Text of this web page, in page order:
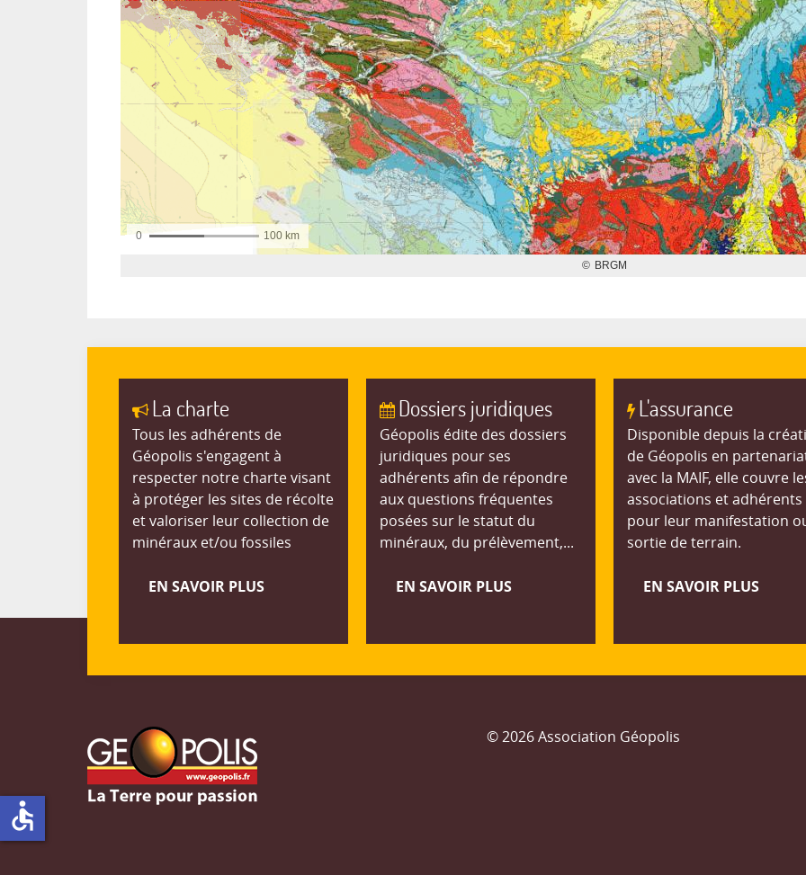
La charte
Tous les adhérents de
Géopolis s'engagent à
respecter notre charte visant
à protéger les sites de récolte
et valoriser leur collection de
minéraux et/ou fossiles
EN SAVOIR PLUS
Dossiers juridiques
Géopolis édite des dossiers
juridiques pour ses
adhérents afin de répondre
aux questions fréquentes
posées sur le statut du
minéraux, du prélèvement,...
EN SAVOIR PLUS
L'assurance
Disponible depuis la
de Géopolis en
avec la MAIF, elle couvre
associations et adhérents
pour leur manifestation
sortie de terrain.
EN SAVOIR PLUS
© 2026 Association Géopolis
accessible